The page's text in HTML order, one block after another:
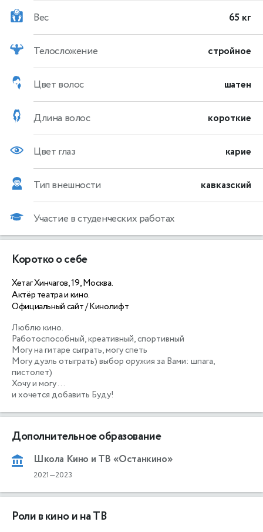
Вес 65 кг
Телосложение стройное
Цвет волос шатен
Длина волос короткие
Цвет глаз карие
Тип внешности кавказский
Участие в студенческих работах
Коротко о себе
Хетаг Хинчагов, 19, Москва.
Актёр театра и кино.
Официальный сайт / Кинолифт
Люблю кино.
Работоспособный, креативный, спортивный
Могу на гитаре сыграть, могу спеть
Могу дуэль отыграть) выбор оружия за Вами: шпага,
пистолет)
Хочу и могу ...
и хочется добавить Буду!
Дополнительное образование
Школа Кино и ТВ «Останкино»
2021—2023
Роли в кино и на ТВ